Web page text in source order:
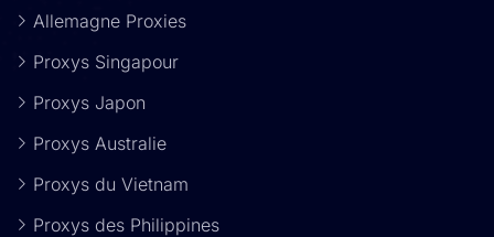
Allemagne Proxies
Proxys Singapour
Proxys Japon
Proxys Australie
Proxys du Vietnam
Proxys des Philippines